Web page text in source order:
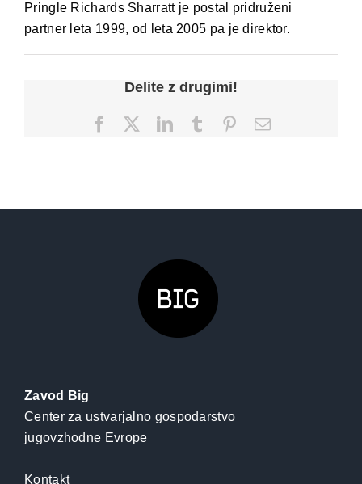
Pringle Richards Sharratt je postal pridruženi
partner leta 1999, od leta 2005 pa je direktor.
Delite z drugimi!
FacebookLinkedInTumblrPinterest
Email
Zavod Big
Center za ustvarjalno gospodarstvo
jugovzhodne Evrope
Kontakt